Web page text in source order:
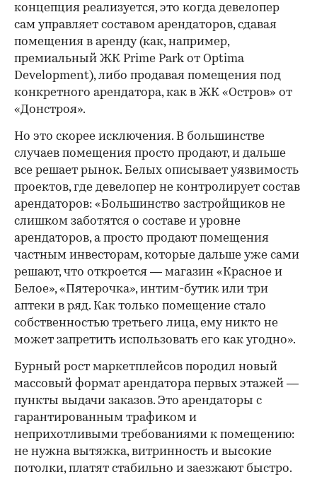
концепция реализуется, это когда девелопер
сам управляет составом арендаторов, сдавая
помещения в аренду (как, например,
премиальный ЖК Prime Park от Optima
Development), либо продавая помещения под
конкретного арендатора, как в ЖК «Остров» от
«Донстроя».
Но это скорее исключения. В большинстве
случаев помещения просто продают, и дальше
все решает рынок. Белых описывает уязвимость
проектов, где девелопер не контролирует состав
арендаторов: «Большинство застройщиков не
слишком заботятся о составе и уровне
арендаторов, а просто продают помещения
частным инвесторам, которые дальше уже сами
решают, что откроется — магазин «Красное и
Белое», «Пятерочка», интим-бутик или три
аптеки в ряд. Как только помещение стало
собственностью третьего лица, ему никто не
может запретить использовать его как угодно».
Бурный рост маркетплейсов породил новый
массовый формат арендатора первых этажей —
пункты выдачи заказов. Это арендаторы с
гарантированным трафиком и
неприхотливыми требованиями к помещению:
не нужна вытяжка, витринность и высокие
потолки, платят стабильно и заезжают быстро.